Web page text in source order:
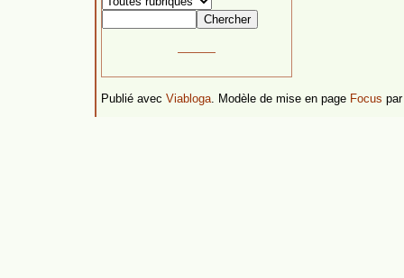
Publié avec Viabloga. Modèle de mise en page Focus